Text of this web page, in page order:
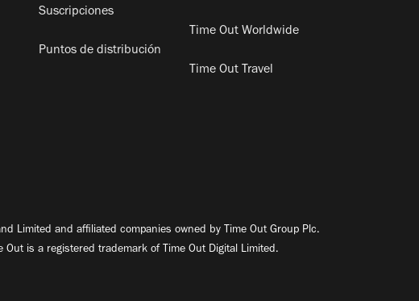
Suscripciones
Puntos de distribución
Time Out Worldwide
Time Out Travel
Limited and affiliated companies owned by Time Out Group Plc.
Out is a registered trademark of Time Out Digital Limited.